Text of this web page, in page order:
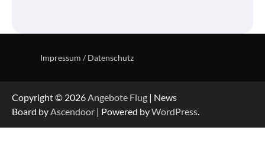
Impressum / Datenschutz
Copyright © 2026Angebote Flug | News
Board byAscendoor | Powered byWordPress.